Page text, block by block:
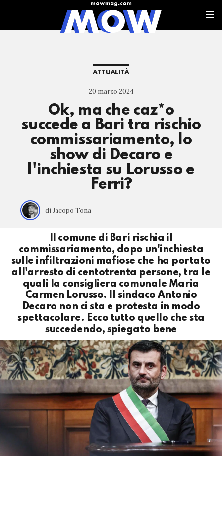
ATTUALITÀ
20 marzo 2024
Ok, ma che caz*o
succede a Bari tra rischio
commissariamento, lo
show di Decaro e
l'inchiesta su Lorusso e
Ferri?
di Jacopo Tona
Il comune di Bari rischia il
commissariamento, dopo un'inchiesta
sulle infiltrazioni mafiose che ha portato
all'arresto di centotrenta persone, tra le
quali la consigliera comunale Maria
Carmen Lorusso. Il sindaco Antonio
Decaro non ci sta e protesta in modo
spettacolare. Ecco tutto quello che sta
succedendo, spiegato bene